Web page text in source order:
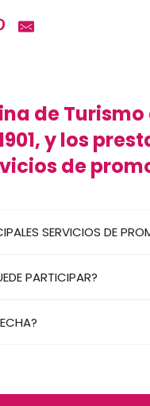
de
y los
de
SERVICIOS DE
PARTICIPAR?